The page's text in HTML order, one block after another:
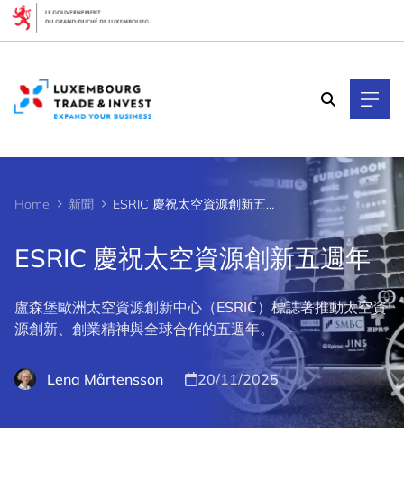
Home 新聞 ESRIC 慶祝太空資源創新五週年
ESRIC 慶祝太空資源創新五週年
盧森堡歐洲太空資源創新中心（ESRIC）標誌著推動太空資
源創新、創業精神與全球合作的五週年。
Lena Mårtensson 20/11/2025
Cookies management panel